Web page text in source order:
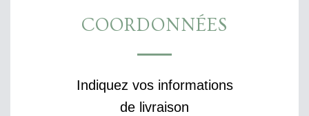
COORDONNÉES
Indiquez vos informations
de livraison